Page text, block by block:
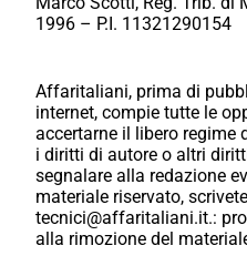
1996 – P.I. 11321290154
Affaritaliani, prima di
internet, compie tutte le
accertarne il libero regime
i diritti di autore o altri
segnalare alla redazione
materiale riservato,
tecnici@affaritaliani.it.:
alla rimozione del